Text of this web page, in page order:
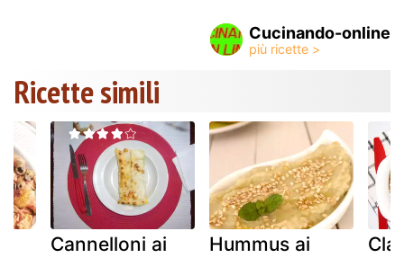
Cucinando-online
Ricette simili
Cannelloni ai
Hummus ai